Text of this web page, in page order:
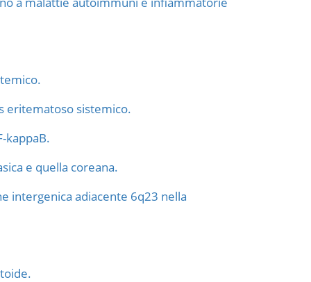
eritematoso sistemico.
kappaB.
e quella coreana.
intergenica adiacente 6q23 nella